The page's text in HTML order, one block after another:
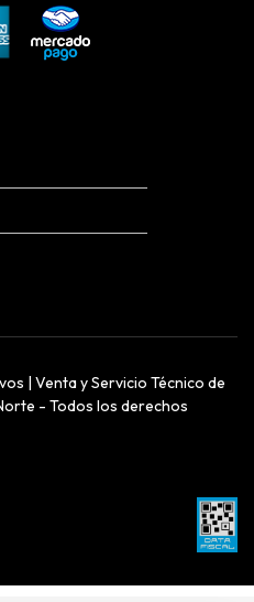
| Venta y Servicio Técnico de
- Todos los derechos